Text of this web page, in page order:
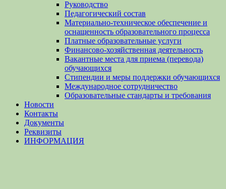
Руководство
Педагогический состав
Материально-техническое обеспечение и
оснащенность образовательного процесса
Платные образовательные услуги
Финансово-хозяйственная деятельность
Вакантные места для приема (перевода)
обучающихся
Стипендии и меры поддержки обучающихся
Международное сотрудничество
Образовательные стандарты и требования
Новости
Контакты
Документы
Реквизиты
ИНФОРМАЦИЯ